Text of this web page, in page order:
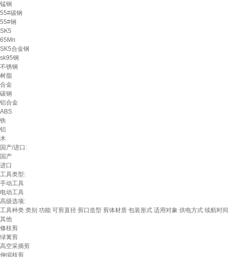
锰钢
55#碳钢
55#钢
SK5
65Mn
SK5合金钢
sk95钢
不锈钢
树脂
合金
碳钢
铝合金
ABS
铁
铝
木
国产/进口:
国产
进口
工具类型:
手动工具
电动工具
高级选项:
工具种类 类别 功能 可剪直径 剪口造型 剪体材质 包装形式 适用对象 供电方式 续航时间
其他
修枝剪
绿篱剪
高空采摘剪
伸缩枝剪